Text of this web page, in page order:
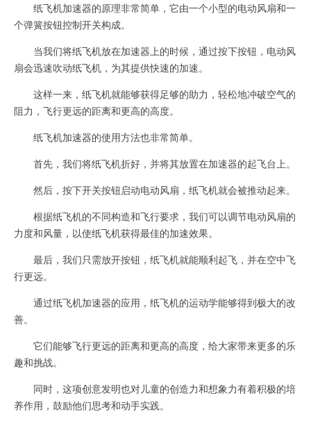
纸飞机加速器的原理非常简单，它由一个小型的电动风扇和一
个弹簧按钮控制开关构成。
当我们将纸飞机放在加速器上的时候，通过按下按钮，电动风
扇会迅速吹动纸飞机，为其提供快速的加速。
这样一来，纸飞机就能够获得足够的助力，轻松地冲破空气的
阻力，飞行更远的距离和更高的高度。
纸飞机加速器的使用方法也非常简单。
首先，我们将纸飞机折好，并将其放置在加速器的起飞台上。
然后，按下开关按钮启动电动风扇，纸飞机就会被推动起来。
根据纸飞机的不同构造和飞行要求，我们可以调节电动风扇的
力度和风量，以使纸飞机获得最佳的加速效果。
最后，我们只需放开按钮，纸飞机就能顺利起飞，并在空中飞
行更远。
通过纸飞机加速器的应用，纸飞机的运动学能够得到极大的改
善。
它们能够飞行更远的距离和更高的高度，给大家带来更多的乐
趣和挑战。
同时，这项创意发明也对儿童的创造力和想象力有着积极的培
养作用，鼓励他们思考和动手实践。